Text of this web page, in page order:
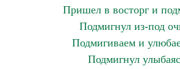
Пришел в восторг и
Подмигнул из-под
Подмигиваем и
Подмигнул